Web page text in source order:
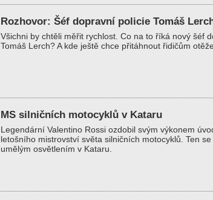
Rozhovor: Šéf dopravní policie Tomáš
Všichni by chtěli měřit rychlost. Co na to říká nový šéf
Tomáš Lerch? A kde ještě chce přitáhnout řidičům
MS silničních motocyklů v Kataru
Legendární Valentino Rossi ozdobil svým výkonem
letošního mistrovství světa silničních motocyklů. Ten se
umělým osvětlením v Kataru.